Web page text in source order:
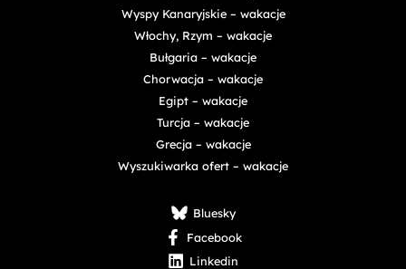
Włochy, Rzym – wakacje
Bułgaria – wakacje
Chorwacja – wakacje
Egipt – wakacje
Turcja – wakacje
Grecja – wakacje
Wyszukiwarka ofert – wakacje
Facebook
Linkedin
Reddit